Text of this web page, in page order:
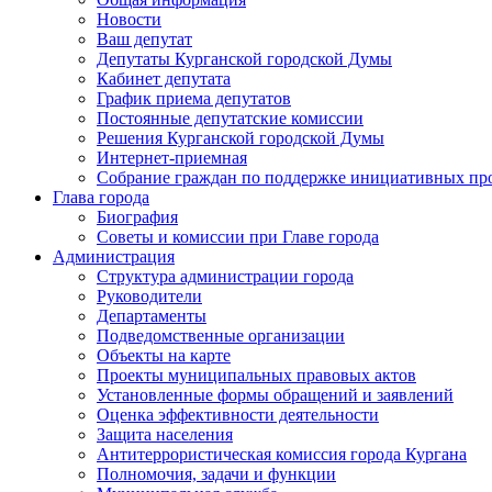
Новости
Ваш депутат
Депутаты Курганской городской Думы
Кабинет депутата
График приема депутатов
Постоянные депутатские комиссии
Решения Курганской городской Думы
Интернет-приемная
Собрание граждан по поддержке инициативных
Глава города
Биография
Советы и комиссии при Главе города
Администрация
Структура администрации города
Руководители
Департаменты
Подведомственные организации
Объекты на карте
Проекты муниципальных правовых актов
Установленные формы обращений и заявлений
Оценка эффективности деятельности
Защита населения
Антитеррористическая комиссия города Кургана
Полномочия, задачи и функции